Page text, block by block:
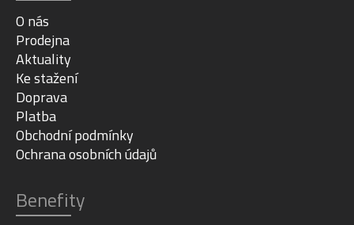
O nás
Prodejna
Aktuality
Ke stažení
Doprava
Platba
Obchodní podmínky
Ochrana osobních údajů
Benefity